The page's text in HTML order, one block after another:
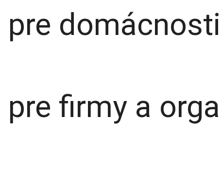
pre domácnosti
pre firmy a